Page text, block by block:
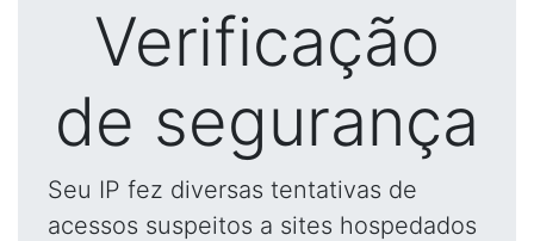
Verificação
de segurança
Seu IP fez diversas tentativas de
acessos suspeitos a sites hospedados